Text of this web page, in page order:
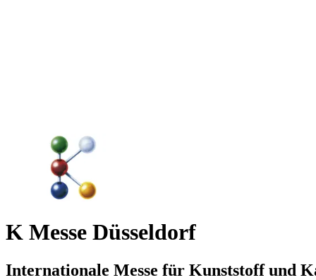
K Messe Düsseldorf
Internationale Messe für Kunststoff und